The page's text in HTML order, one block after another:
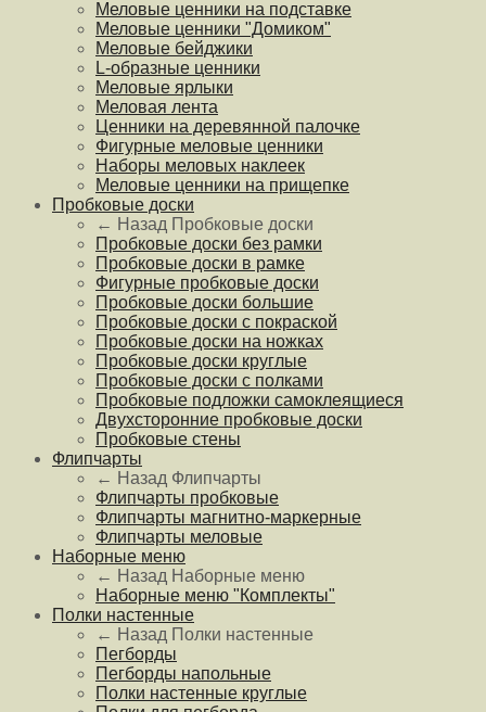
Меловые ценники на подставке
Меловые ценники "Домиком"
Меловые бейджики
L-образные ценники
Меловые ярлыки
Меловая лента
Ценники на деревянной палочке
Фигурные меловые ценники
Наборы меловых наклеек
Меловые ценники на прищепке
Пробковые доски
← Назад Пробковые доски
Пробковые доски без рамки
Пробковые доски в рамке
Фигурные пробковые доски
Пробковые доски большие
Пробковые доски с покраской
Пробковые доски на ножках
Пробковые доски круглые
Пробковые доски с полками
Пробковые подложки самоклеящиеся
Двухсторонние пробковые доски
Пробковые стены
Флипчарты
← Назад Флипчарты
Флипчарты пробковые
Флипчарты магнитно-маркерные
Флипчарты меловые
Наборные меню
← Назад Наборные меню
Наборные меню "Комплекты"
Полки настенные
← Назад Полки настенные
Пегборды
Пегборды напольные
Полки настенные круглые